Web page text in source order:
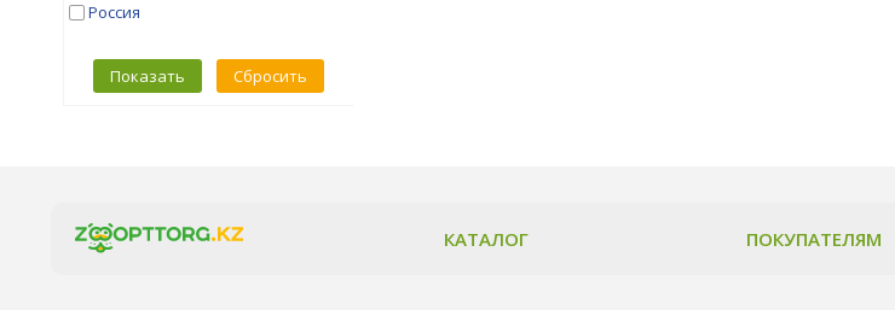
Россия
Показать Сбросить
КАТАЛОГ ПОКУПАТЕЛЯМ